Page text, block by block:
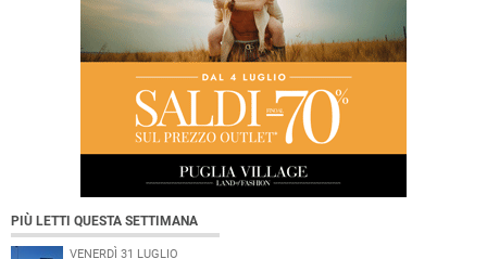
PIÙ LETTI QUESTA SETTIMANA
VENERDÌ 31 LUGLIO